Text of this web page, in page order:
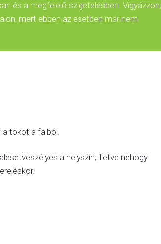
és a megfelelő szigetelésben. Vigyázzon,
mert ebben az esetben már nem
a tokot a falból.
a helyszín, illetve nehogy